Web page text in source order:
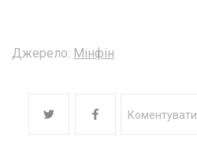
Джерело: Мінфін
Коментувати